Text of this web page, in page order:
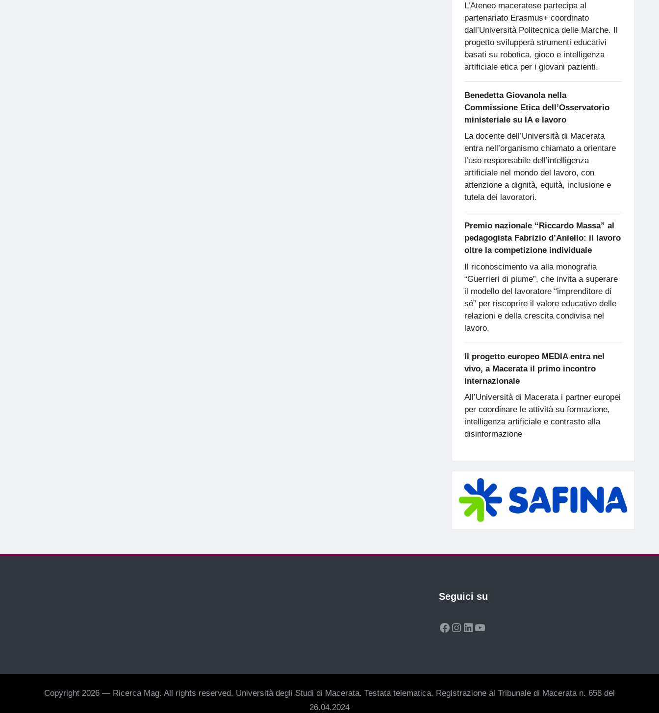
L’Ateneo maceratese partecipa al
partenariato Erasmus+ coordinato
dall’Università Politecnica delle Marche. Il
progetto svilupperà strumenti educativi
basati su robotica, gioco e intelligenza
artificiale etica per i giovani pazienti.
Benedetta Giovanola nella
Commissione Etica dell’Osservatorio
ministeriale su IA e lavoro
La docente dell’Università di Macerata
entra nell’organismo chiamato a orientare
l’uso responsabile dell’intelligenza
artificiale nel mondo del lavoro, con
attenzione a dignità, equità, inclusione e
tutela dei lavoratori.
Premio nazionale “Riccardo Massa” al
pedagogista Fabrizio d’Aniello: il lavoro
oltre la competizione individuale
Il riconoscimento va alla monografia
“Guerrieri di piume”, che invita a superare
il modello del lavoratore “imprenditore di
sé” per riscoprire il valore educativo delle
relazioni e della crescita condivisa nel
lavoro.
Il progetto europeo MEDIA entra nel
vivo, a Macerata il primo incontro
internazionale
All’Università di Macerata i partner europei
per coordinare le attività su formazione,
intelligenza artificiale e contrasto alla
disinformazione
Seguici su
Facebook
Instagram
LinkedIn
YouTube
Copyright 2026 — Ricerca Mag. All rights reserved. Università degli Studi di Macerata. Testata telematica. Registrazione al Tribunale di Macerata n. 658 del
26.04.2024